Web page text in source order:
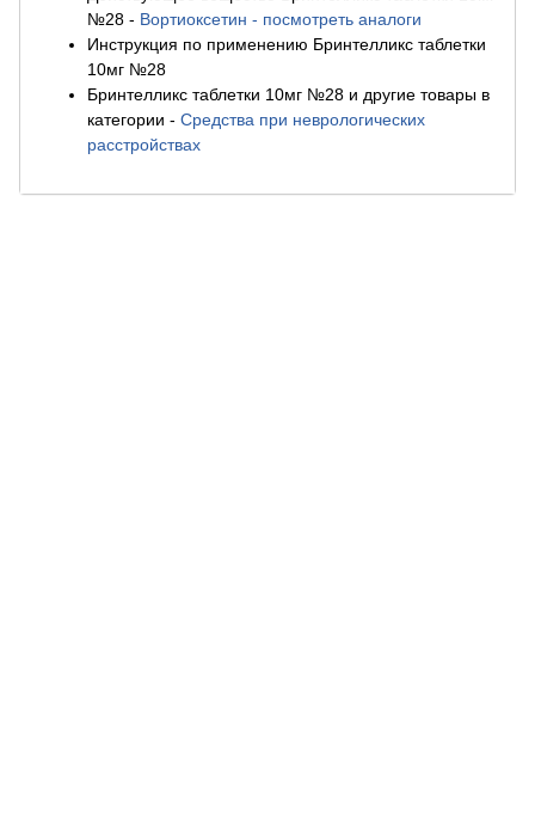
№28 - Вортиоксетин - посмотреть аналоги
Инструкция по применению Бринтелликс таблетки
10мг №28
Бринтелликс таблетки 10мг №28 и другие товары в
категории - Средства при неврологических
расстройствах